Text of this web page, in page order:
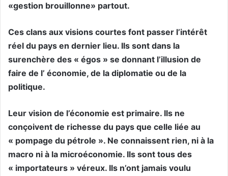
«gestion brouillonne» partout.
Ces clans aux visions courtes font passer l’intérêt
réel du pays en dernier lieu. Ils sont dans la
surenchère des « égos » se donnant l’illusion de
faire de l’ économie, de la diplomatie ou de la
politique.
Leur vision de l’économie est primaire. Ils ne
conçoivent de richesse du pays que celle liée au
« pompage du pétrole ». Ne connaissent rien, ni à la
macro ni à la microéconomie. Ils sont tous des
« importateurs » véreux. Ils n’ont jamais voulu